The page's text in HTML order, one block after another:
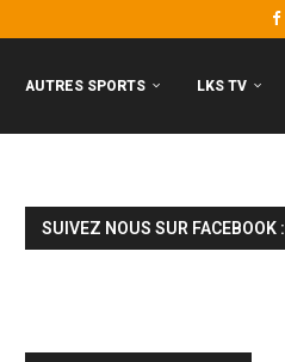
AUTRES SPORTS LKS TV
SUIVEZ NOUS SUR FACEBOOK :